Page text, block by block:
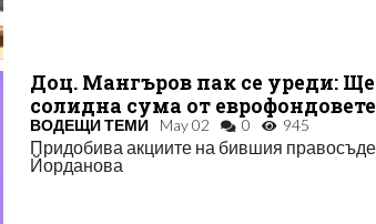
Доц. Мангъров пак се уреди:
солидна сума от еврофондовете
ВОДЕЩИ ТЕМИ May 02 0 945
Придобива акциите на бившия
Йорданова